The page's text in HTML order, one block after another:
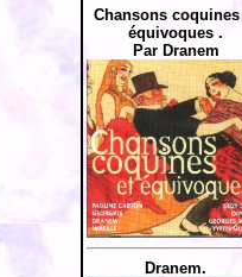
Chansons coquines
équivoques .
Par Dranem
Dranem.